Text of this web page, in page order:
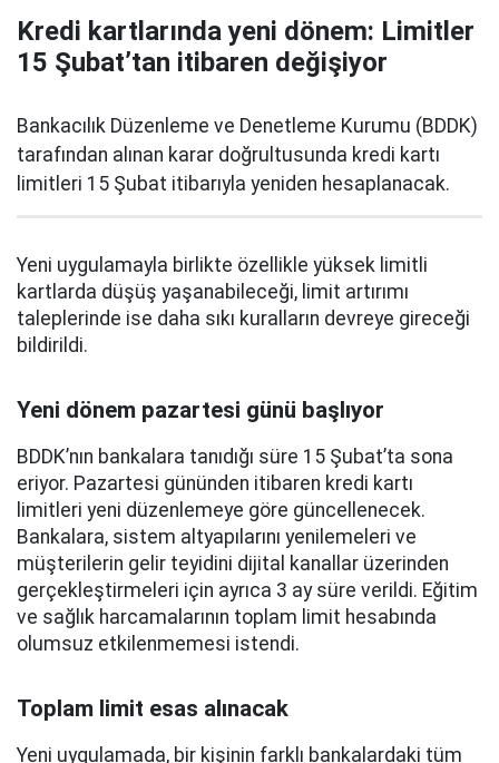
Kredi kartlarında yeni dönem: Limitler
15 Şubat’tan itibaren değişiyor
Bankacılık Düzenleme ve Denetleme Kurumu (BDDK)
tarafından alınan karar doğrultusunda kredi kartı
limitleri 15 Şubat itibarıyla yeniden hesaplanacak.
Yeni uygulamayla birlikte özellikle yüksek limitli
kartlarda düşüş yaşanabileceği, limit artırımı
taleplerinde ise daha sıkı kuralların devreye gireceği
bildirildi.
Yeni dönem pazartesi günü başlıyor
BDDK’nın bankalara tanıdığı süre 15 Şubat’ta sona
eriyor. Pazartesi gününden itibaren kredi kartı
limitleri yeni düzenlemeye göre güncellenecek.
Bankalara, sistem altyapılarını yenilemeleri ve
müşterilerin gelir teyidini dijital kanallar üzerinden
gerçekleştirmeleri için ayrıca 3 ay süre verildi. Eğitim
ve sağlık harcamalarının toplam limit hesabında
olumsuz etkilenmemesi istendi.
Toplam limit esas alınacak
Yeni uygulamada, bir kişinin farklı bankalardaki tüm